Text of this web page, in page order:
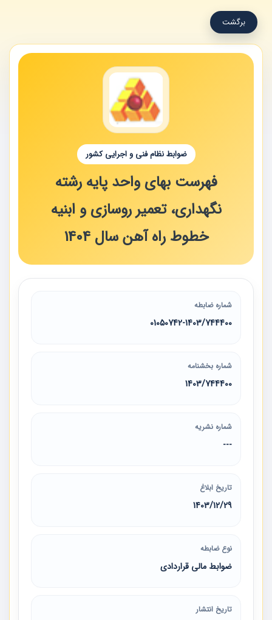
برگشت
ضوابط نظام فنی و اجرایی کشور
فهرست بهای واحد پایه رشته
نگهداری، تعمیر روسازی و ابنیه
خطوط راه آهن سال 1404
شماره ضابطه
01050742-1403/744400
شماره بخشنامه
1403/744400
شماره نشریه
---
تاریخ ابلاغ
1403/12/29
نوع ضابطه
ضوابط مالی قراردادی
تاریخ انتشار